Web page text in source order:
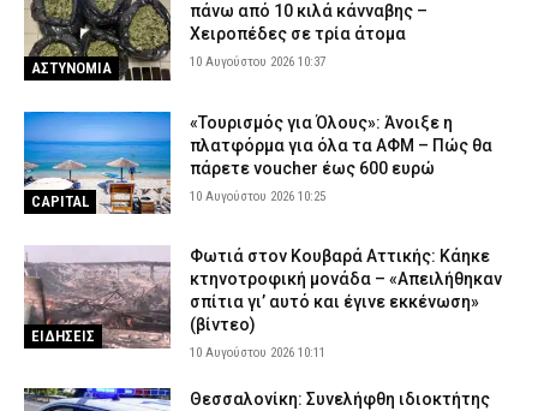
ΑΣΤΥΝΟΜΙΑ
πάνω από 10 κιλά κάνναβης –
Χειροπέδες σε τρία άτομα
10 Αυγούστου 2026 10:37
CAPITAL
«Τουρισμός για Όλους»: Άνοιξε η
πλατφόρμα για όλα τα ΑΦΜ – Πώς θα
πάρετε voucher έως 600 ευρώ
10 Αυγούστου 2026 10:25
ΕΙΔΗΣΕΙΣ
Φωτιά στον Κουβαρά Αττικής: Κάηκε
κτηνοτροφική μονάδα – «Απειλήθηκαν
σπίτια γι’ αυτό και έγινε εκκένωση»
(βίντεο)
10 Αυγούστου 2026 10:11
Θεσσαλονίκη: Συνελήφθη ιδιοκτήτης